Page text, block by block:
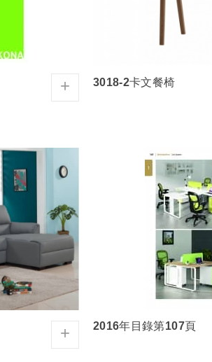
+ 3018-2卡文餐椅
+ 2016年目錄第107頁